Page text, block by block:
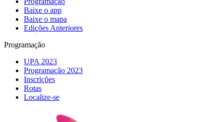
Baixe o app
Baixe o mapa
Edições Anteriores
Programação
UPA 2023
Programação 2023
Inscrições
Rotas
Localize-se